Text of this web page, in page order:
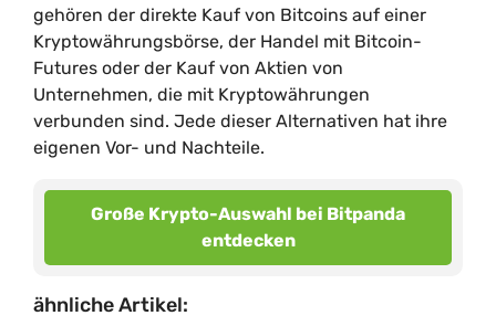
gehören der direkte Kauf von Bitcoins auf einer
Kryptowährungsbörse, der Handel mit Bitcoin-
Futures oder der Kauf von Aktien von
Unternehmen, die mit Kryptowährungen
verbunden sind. Jede dieser Alternativen hat ihre
eigenen Vor- und Nachteile.
Große Krypto-Auswahl bei Bitpanda
entdecken
ähnliche Artikel: